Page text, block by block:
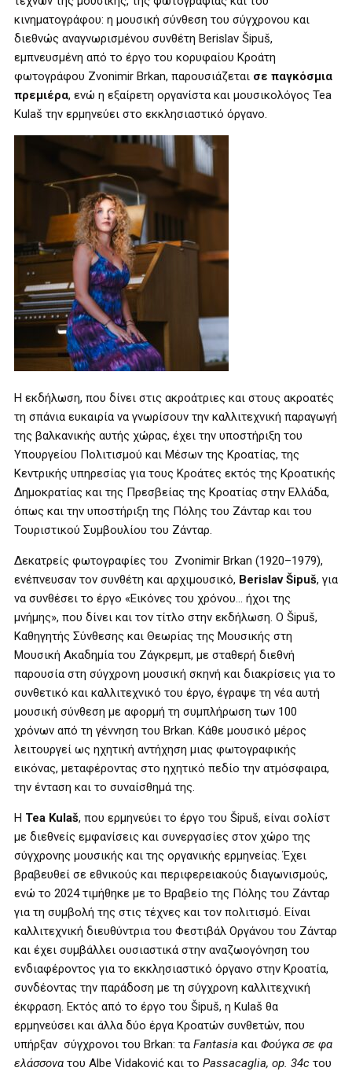
κινηματογράφου: η μουσική σύνθεση του σύγχρονου και
διεθνώς αναγνωρισμένου συνθέτη Berislav Šipuš,
εμπνευσμένη από το έργο του κορυφαίου Κροάτη
φωτογράφου Zvonimir Brkan, παρουσιάζεται σε παγκόσμια
πρεμιέρα, ενώ η εξαίρετη οργανίστα και μουσικολόγος Tea
Kulaš την ερμηνεύει στο εκκλησιαστικό όργανο.
Η εκδήλωση, που δίνει στις ακροάτριες και στους ακροατές
τη σπάνια ευκαιρία να γνωρίσουν την καλλιτεχνική παραγωγή
της βαλκανικής αυτής χώρας, έχει την υποστήριξη του
Υπουργείου Πολιτισμού και Μέσων της Κροατίας, της
Κεντρικής υπηρεσίας για τους Κροάτες εκτός της Κροατικής
Δημοκρατίας και της Πρεσβείας της Κροατίας στην Ελλάδα,
όπως και την υποστήριξη της Πόλης του Ζάνταρ και του
Τουριστικού Συμβουλίου του Ζάνταρ.
Δεκατρείς φωτογραφίες του Zvonimir Brkan (1920–1979),
ενέπνευσαν τον συνθέτη και αρχιμουσικό, Berislav Šipuš, για
να συνθέσει το έργο «Εικόνες του χρόνου… ήχοι της
μνήμης», που δίνει και τον τίτλο στην εκδήλωση. Ο Šipuš,
Καθηγητής Σύνθεσης και Θεωρίας της Μουσικής στη
Μουσική Ακαδημία του Ζάγκρεμπ, με σταθερή διεθνή
παρουσία στη σύγχρονη μουσική σκηνή και διακρίσεις για το
συνθετικό και καλλιτεχνικό του έργο, έγραψε τη νέα αυτή
μουσική σύνθεση με αφορμή τη συμπλήρωση των 100
χρόνων από τη γέννηση του Brkan. Κάθε μουσικό μέρος
λειτουργεί ως ηχητική αντήχηση μιας φωτογραφικής
εικόνας, μεταφέροντας στο ηχητικό πεδίο την ατμόσφαιρα,
την ένταση και το συναίσθημά της.
Η Tea Kulaš, που ερμηνεύει το έργο του Šipuš, είναι σολίστ
με διεθνείς εμφανίσεις και συνεργασίες στον χώρο της
σύγχρονης μουσικής και της οργανικής ερμηνείας. Έχει
βραβευθεί σε εθνικούς και περιφερειακούς διαγωνισμούς,
ενώ το 2024 τιμήθηκε με το Βραβείο της Πόλης του Ζάνταρ
για τη συμβολή της στις τέχνες και τον πολιτισμό. Είναι
καλλιτεχνική διευθύντρια του Φεστιβάλ Οργάνου του Ζάνταρ
και έχει συμβάλλει ουσιαστικά στην αναζωογόνηση του
ενδιαφέροντος για το εκκλησιαστικό όργανο στην Κροατία,
συνδέοντας την παράδοση με τη σύγχρονη καλλιτεχνική
έκφραση. Εκτός από το έργο του Šipuš, η Kulaš θα
ερμηνεύσει και άλλα δύο έργα Κροατών συνθετών, που
υπήρξαν σύγχρονοι του Brkan: τα Fantasia και Φούγκα σε φα
ελάσσονα του Albe Vidaković και το Passacaglia, op. 34c του